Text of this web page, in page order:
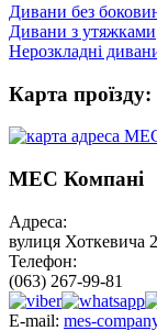
Дивани без
Дивани з утяжками
Нерозкладні
Карта проїзду:
МЕС Компані
Адреса:
вулиця Хоткевича
Телефон:
(063) 267-99-81
E-mail: mes-